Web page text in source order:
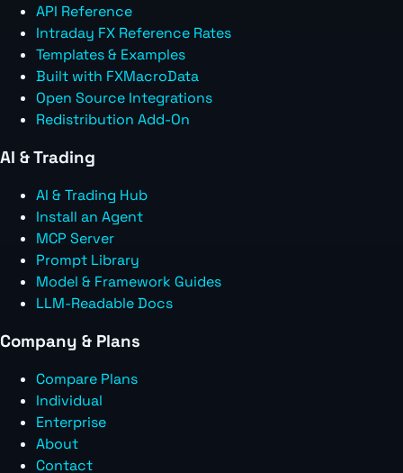
API Reference
Intraday FX Reference Rates
Templates & Examples
Built with FXMacroData
Open Source Integrations
Redistribution Add-On
AI & Trading
AI & Trading Hub
Install an Agent
MCP Server
Prompt Library
Model & Framework Guides
LLM-Readable Docs
Company & Plans
Compare Plans
Individual
Enterprise
About
Contact